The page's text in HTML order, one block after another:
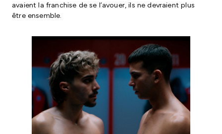
avaient la franchise de se l’avouer, ils ne devraient plus
être ensemble.